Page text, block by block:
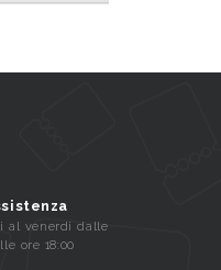
al venerdi dalle
ore 18:00